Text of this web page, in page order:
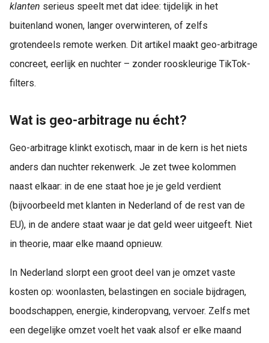
klanten serieus speelt met dat idee: tijdelijk in het
buitenland wonen, langer overwinteren, of zelfs
grotendeels remote werken. Dit artikel maakt geo-arbitrage
concreet, eerlijk en nuchter – zonder rooskleurige TikTok-
filters.
Wat is geo-arbitrage nu écht?
Geo-arbitrage klinkt exotisch, maar in de kern is het niets
anders dan nuchter rekenwerk. Je zet twee kolommen
naast elkaar: in de ene staat hoe je je geld verdient
(bijvoorbeeld met klanten in Nederland of de rest van de
EU), in de andere staat waar je dat geld weer uitgeeft. Niet
in theorie, maar elke maand opnieuw.
In Nederland slorpt een groot deel van je omzet vaste
kosten op: woonlasten, belastingen en sociale bijdragen,
boodschappen, energie, kinderopvang, vervoer. Zelfs met
een degelijke omzet voelt het vaak alsof er elke maand